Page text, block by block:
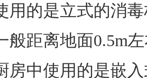
用的是立式的消
般距离地面0.5m
房中使用的是嵌